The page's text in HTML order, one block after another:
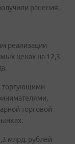
ранения.
реализации
ценах на 12,3
торгующими
торговой
млрд. рублей